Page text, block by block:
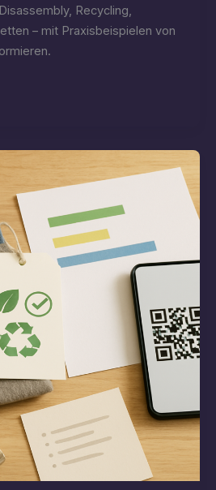
Recycling,
– mit Praxisbeispielen von